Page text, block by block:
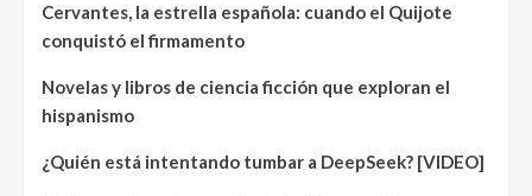
Cervantes, la estrella española: cuando el Quijote
conquistó el firmamento
Novelas y libros de ciencia ficción que exploran el
hispanismo
¿Quién está intentando tumbar a DeepSeek? [VIDEO]